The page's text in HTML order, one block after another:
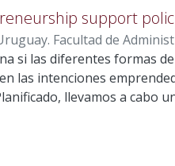
contexto, la categoría
una competencia
ocupa el segundo lugar
potencia, precio
posicionamiento sólido ni
el precio y el ahorro
no representa una barrera
entre su propuesta
basada en el
support
Facultad de
si las diferentes formas
las intenciones
llevamos a cabo
estudiantes de últimos
al emprendimiento,